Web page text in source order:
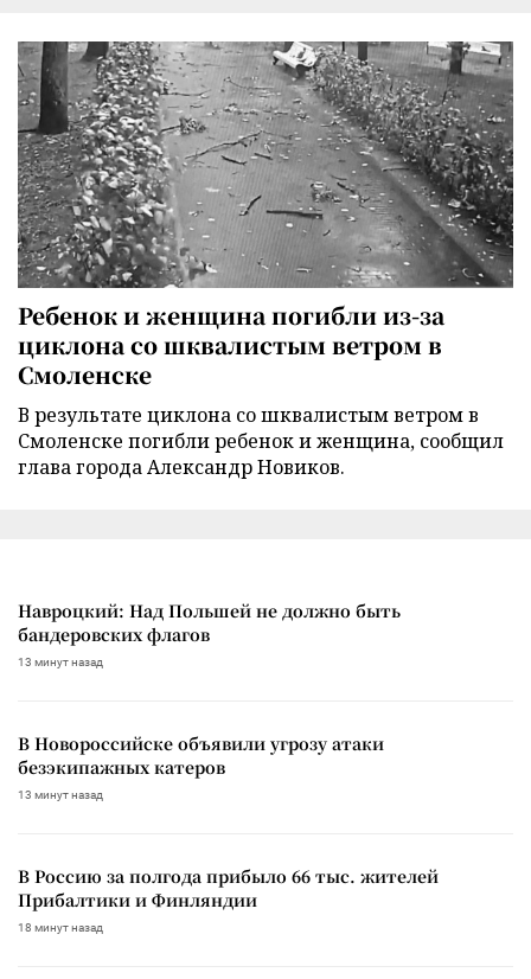
Ребенок и женщина погибли из-за
циклона со шквалистым ветром в
Смоленске
В результате циклона со шквалистым ветром в
Смоленске погибли ребенок и женщина, сообщил
глава города Александр Новиков.
Навроцкий: Над Польшей не должно быть
бандеровских флагов
13 минут назад
В Новороссийске объявили угрозу атаки
безэкипажных катеров
13 минут назад
В Россию за полгода прибыло 66 тыс. жителей
Прибалтики и Финляндии
18 минут назад